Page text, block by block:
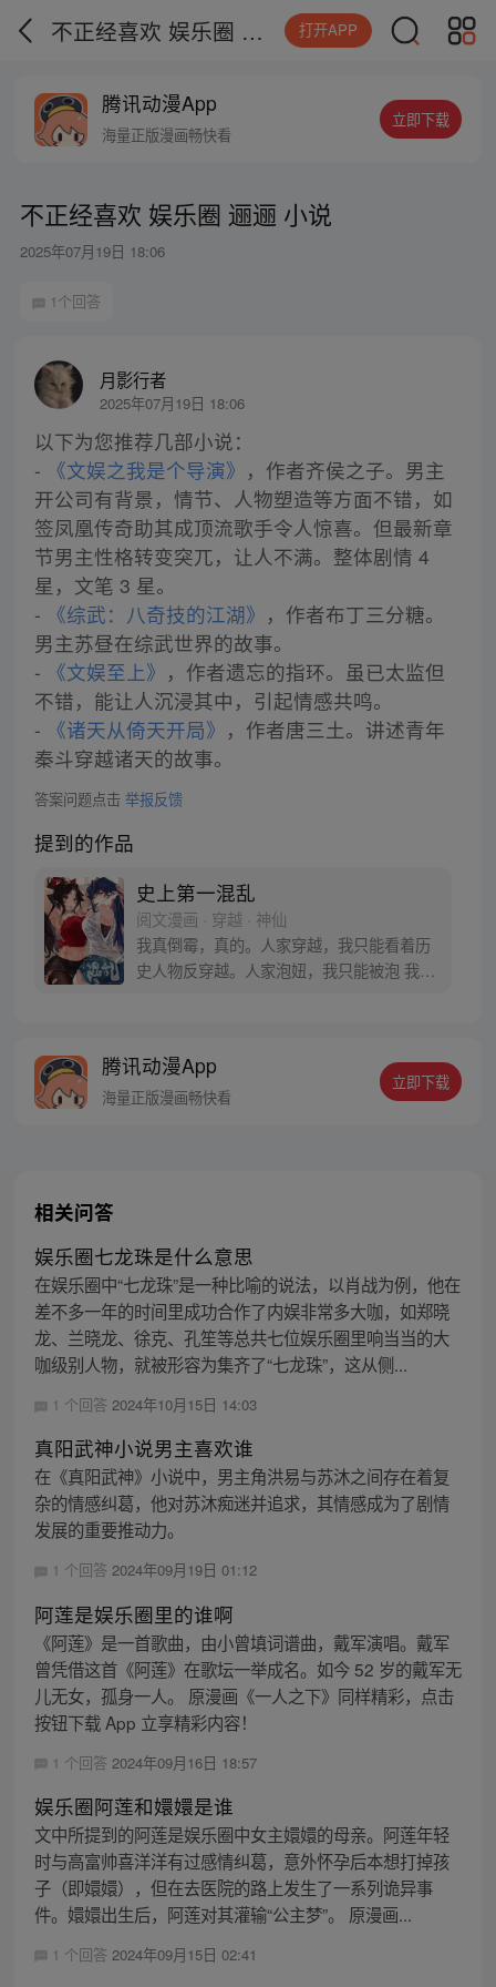
不正经喜欢 娱乐圈 逦逦 小说 打开APP
腾讯动漫App
海量正版漫画畅快看
立即下载
不正经喜欢 娱乐圈 逦逦 小说
2025年07月19日 18:06
1个回答
月影行者
2025年07月19日 18:06
以下为您推荐几部小说：
- 《文娱之我是个导演》 ，作者齐侯之子。男主
开公司有背景，情节、人物塑造等方面不错，如
签凤凰传奇助其成顶流歌手令人惊喜。但最新章
节男主性格转变突兀，让人不满。整体剧情 4
星，文笔 3 星。
- 《综武：八奇技的江湖》 ，作者布丁三分糖。
男主苏昼在综武世界的故事。
- 《文娱至上》 ，作者遗忘的指环。虽已太监但
不错，能让人沉浸其中，引起情感共鸣。
- 《诸天从倚天开局》 ，作者唐三土。讲述青年
秦斗穿越诸天的故事。
答案问题点击 举报反馈
提到的作品
史上第一混乱
阅文漫画 · 穿越 · 神仙
我真倒霉，真的。人家穿越，我只能看着历
史人物反穿越。人家泡妞，我只能被泡 我叫
了一笔交易。在我的第“好几号”当铺里，我
接待了名叫荆轲、李白、项羽、秦桧等等一
腾讯动漫App
海量正版漫画畅快看
立即下载
相关问答
娱乐圈七龙珠是什么意思
在娱乐圈中“七龙珠”是一种比喻的说法，以肖战为例，他在
差不多一年的时间里成功合作了内娱非常多大咖，如郑晓
龙、兰晓龙、徐克、孔笙等总共七位娱乐圈里响当当的大
咖级别人物，就被形容为集齐了“七龙珠”，这从侧...
1 个回答 2024年10月15日 14:03
真阳武神小说男主喜欢谁
在《真阳武神》小说中，男主角洪易与苏沐之间存在着复
杂的情感纠葛，他对苏沐痴迷并追求，其情感成为了剧情
发展的重要推动力。
1 个回答 2024年09月19日 01:12
阿莲是娱乐圈里的谁啊
《阿莲》是一首歌曲，由小曾填词谱曲，戴军演唱。戴军
曾凭借这首《阿莲》在歌坛一举成名。如今 52 岁的戴军无
儿无女，孤身一人。 原漫画《一人之下》同样精彩，点击
按钮下载 App 立享精彩内容！
1 个回答 2024年09月16日 18:57
娱乐圈阿莲和嬛嬛是谁
文中所提到的阿莲是娱乐圈中女主嬛嬛的母亲。阿莲年轻
时与高富帅喜洋洋有过感情纠葛，意外怀孕后本想打掉孩
子（即嬛嬛），但在去医院的路上发生了一系列诡异事
件。嬛嬛出生后，阿莲对其灌输“公主梦”。 原漫画...
1 个回答 2024年09月15日 02:41